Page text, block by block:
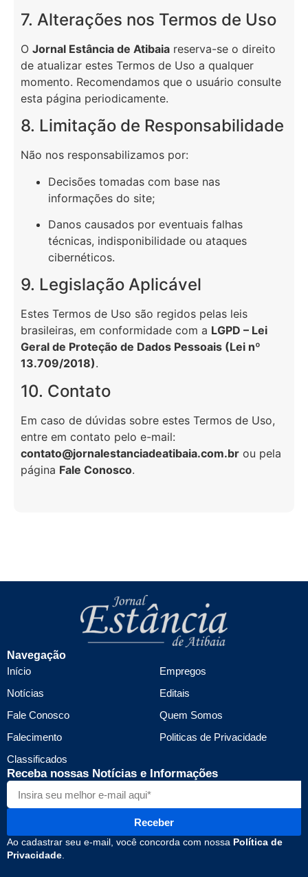
7. Alterações nos Termos de Uso
O Jornal Estância de Atibaia reserva-se o direito
de atualizar estes Termos de Uso a qualquer
momento. Recomendamos que o usuário consulte
esta página periodicamente.
8. Limitação de Responsabilidade
Não nos responsabilizamos por:
Decisões tomadas com base nas
informações do site;
Danos causados por eventuais falhas
técnicas, indisponibilidade ou ataques
cibernéticos.
9. Legislação Aplicável
Estes Termos de Uso são regidos pelas leis
brasileiras, em conformidade com a LGPD – Lei
Geral de Proteção de Dados Pessoais (Lei nº
13.709/2018).
10. Contato
Em caso de dúvidas sobre estes Termos de Uso,
entre em contato pelo e-mail:
contato@jornalestanciadeatibaia.com.br ou pela
página Fale Conosco.
Navegação
Início
Notícias
Fale Conosco
Falecimento
Classificados
Empregos
Editais
Quem Somos
Politicas de Privacidade
Receba nossas Notícias e Informações
Receber
Ao cadastrar seu e-mail, você concorda com nossa Política de
Privacidade